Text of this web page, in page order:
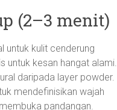
(2–3 menit)
untuk kulit cenderung
untuk kesan hangat alami.
daripada layer powder.
mendefinisikan wajah
pandangan.